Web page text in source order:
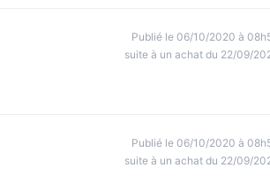
Publié le 06/10/2020 à
suite à un achat du 22/09/
Publié le 06/10/2020 à
suite à un achat du 22/09/